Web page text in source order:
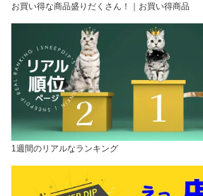
お買い得な商品盛りだくさん！｜お買い得商品
1週間のリアルなランキング